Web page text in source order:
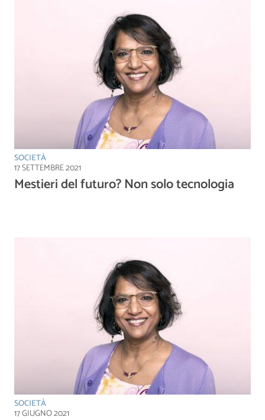
SOCIETÀ
17 SETTEMBRE 2021
Mestieri del futuro? Non solo tecnologia
SOCIETÀ
17 GIUGNO 2021